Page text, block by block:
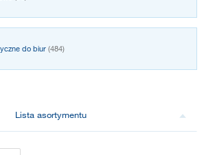
do biur (484)
Lista asortymentu